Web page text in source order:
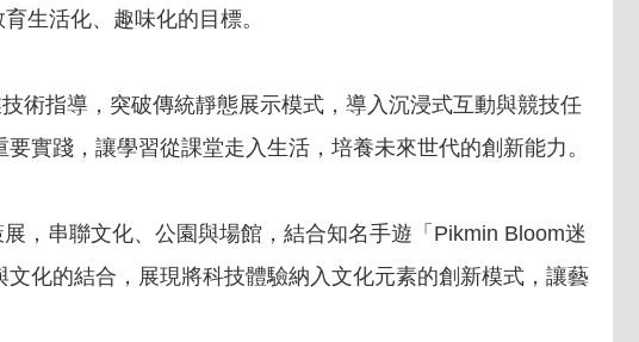
生活化、趣味化的目標。
術指導，突破傳統靜態展示模式，導入沉浸式互動與競技任
實踐，讓學習從課堂走入生活，培養未來世代的創新能力。
，串聯文化、公園與場館，結合知名手遊「Pikmin Bloom迷
化的結合，展現將科技體驗納入文化元素的創新模式，讓藝